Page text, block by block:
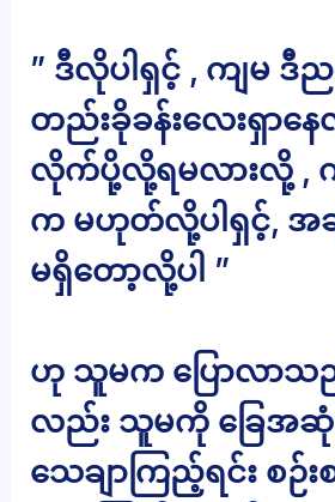
” ဒီလိုပါရှင့် , ကျမ ဒီ
တည်းခိုခန်းလေးရှာနေ
လိုက်ပို့လို့ရမလားလို့ ,
က မဟုတ်လို့ပါရှင့်, အ
မရှိတော့လို့ပါ ”
ဟု သူမက ပြောလာသ
လည်း သူမကို ခြေအဆုံး
သေချာကြည့်ရင်း စဉ်း